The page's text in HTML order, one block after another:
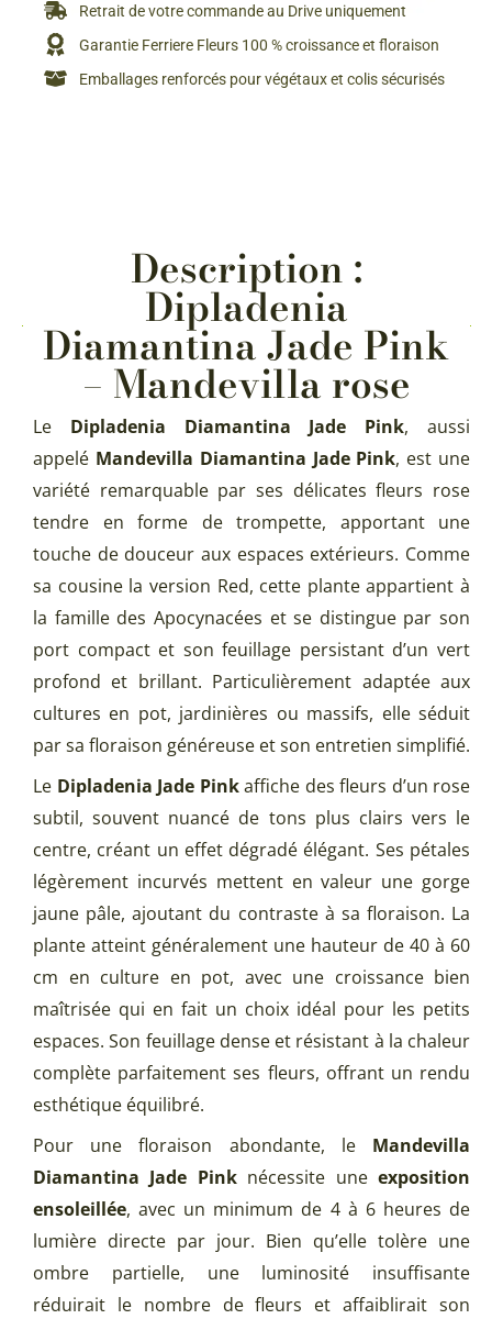
Retrait de votre commande au Drive uniquement
Garantie Ferriere Fleurs 100 % croissance et floraison
Emballages renforcés pour végétaux et colis sécurisés
Description :
Dipladenia
Diamantina Jade Pink
– Mandevilla rose
Le Dipladenia Diamantina Jade Pink, aussi
appelé Mandevilla Diamantina Jade Pink, est une
variété remarquable par ses délicates fleurs rose
tendre en forme de trompette, apportant une
touche de douceur aux espaces extérieurs. Comme
sa cousine la version Red, cette plante appartient à
la famille des Apocynacées et se distingue par son
port compact et son feuillage persistant d’un vert
profond et brillant. Particulièrement adaptée aux
cultures en pot, jardinières ou massifs, elle séduit
par sa floraison généreuse et son entretien simplifié.
Le Dipladenia Jade Pinkaffiche des fleurs d’un rose
subtil, souvent nuancé de tons plus clairs vers le
centre, créant un effet dégradé élégant. Ses pétales
légèrement incurvés mettent en valeur une gorge
jaune pâle, ajoutant du contraste à sa floraison. La
plante atteint généralement une hauteur de 40 à 60
cm en culture en pot, avec une croissance bien
maîtrisée qui en fait un choix idéal pour les petits
espaces. Son feuillage dense et résistant à la chaleur
complète parfaitement ses fleurs, offrant un rendu
esthétique équilibré.
Pour une floraison abondante, le Mandevilla
Diamantina Jade Pinknécessite uneexposition
ensoleillée, avec un minimum de 4 à 6 heures de
lumière directe par jour. Bien qu’elle tolère une
ombre partielle, une luminosité insuffisante
réduirait le nombre de fleurs et affaiblirait son